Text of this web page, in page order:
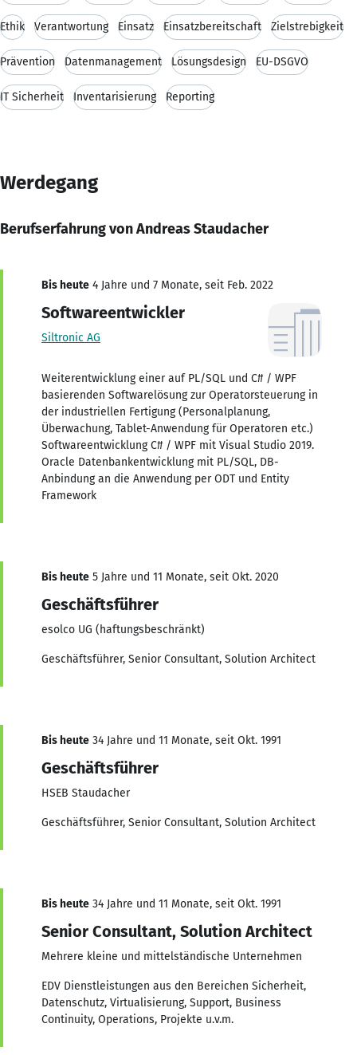
Ethik Verantwortung Einsatz Einsatzbereitschaft Zielstrebigkeit
Prävention Datenmanagement Lösungsdesign EU-DSGVO
IT Sicherheit Inventarisierung Reporting
Werdegang
Berufserfahrung von Andreas Staudacher
Bis heute 4 Jahre und 7 Monate, seit Feb. 2022
Softwareentwickler
Siltronic AG
Weiterentwicklung einer auf PL/SQL und C# / WPF
basierenden Softwarelösung zur Operatorsteuerung in
der industriellen Fertigung (Personalplanung,
Überwachung, Tablet-Anwendung für Operatoren etc.)
Softwareentwicklung C# / WPF mit Visual Studio 2019.
Oracle Datenbankentwicklung mit PL/SQL, DB-
Anbindung an die Anwendung per ODT und Entity
Framework
Bis heute 5 Jahre und 11 Monate, seit Okt. 2020
Geschäftsführer
esolco UG (haftungsbeschränkt)
Geschäftsführer, Senior Consultant, Solution Architect
Bis heute 34 Jahre und 11 Monate, seit Okt. 1991
Geschäftsführer
HSEB Staudacher
Geschäftsführer, Senior Consultant, Solution Architect
Bis heute 34 Jahre und 11 Monate, seit Okt. 1991
Senior Consultant, Solution Architect
Mehrere kleine und mittelständische Unternehmen
EDV Dienstleistungen aus den Bereichen Sicherheit,
Datenschutz, Virtualisierung, Support, Business
Continuity, Operations, Projekte u.v.m.